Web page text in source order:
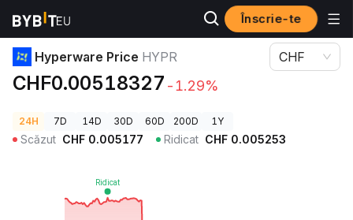
Înscrie-te
Prețuri Crypto
Hyperware Price HYPR
CHF0.00518327 -1.29%
CHF
24H 7D 14D 30D 60D 200D 1Y
Scăzut CHF 0.005177 Ridicat CHF 0.005253